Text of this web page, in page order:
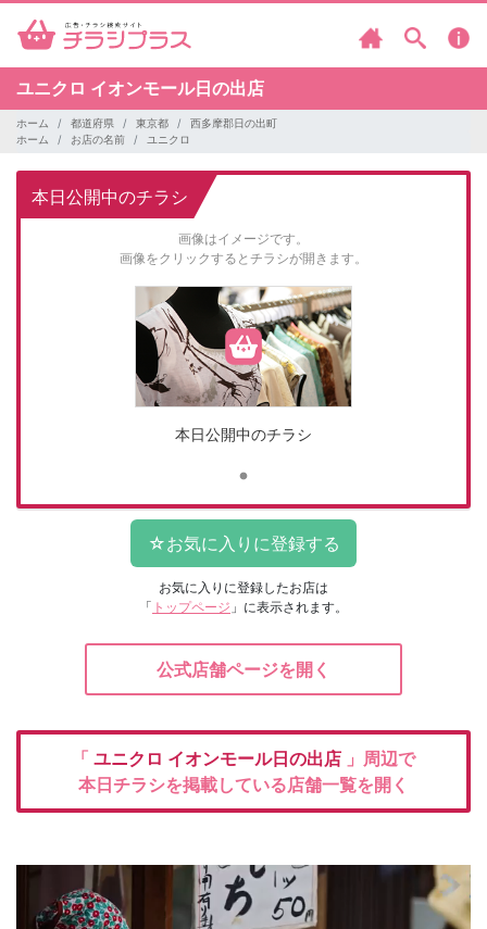
ユニクロ イオンモール日の出店
ホーム 都道府県 東京都
西多摩郡日の出町
ホーム
お店の名前 ユニクロ
本日公開中のチラシ
画像はイメージです。
画像をクリックするとチラシが開きます。
本日公開中のチラシ
お気に入りに登録したお店は
「 トップページ 」に表示されます。
公式店舗ページを開く
「 ユニクロ イオンモール日の出店 」周辺で
本日チラシを掲載している店舗一覧を開く